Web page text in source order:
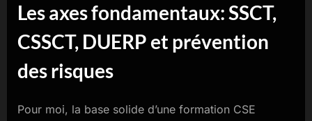
Les axes fondamentaux: SSCT,
CSSCT, DUERP et prévention
des risques
Pour moi, la base solide d’une formation CSE